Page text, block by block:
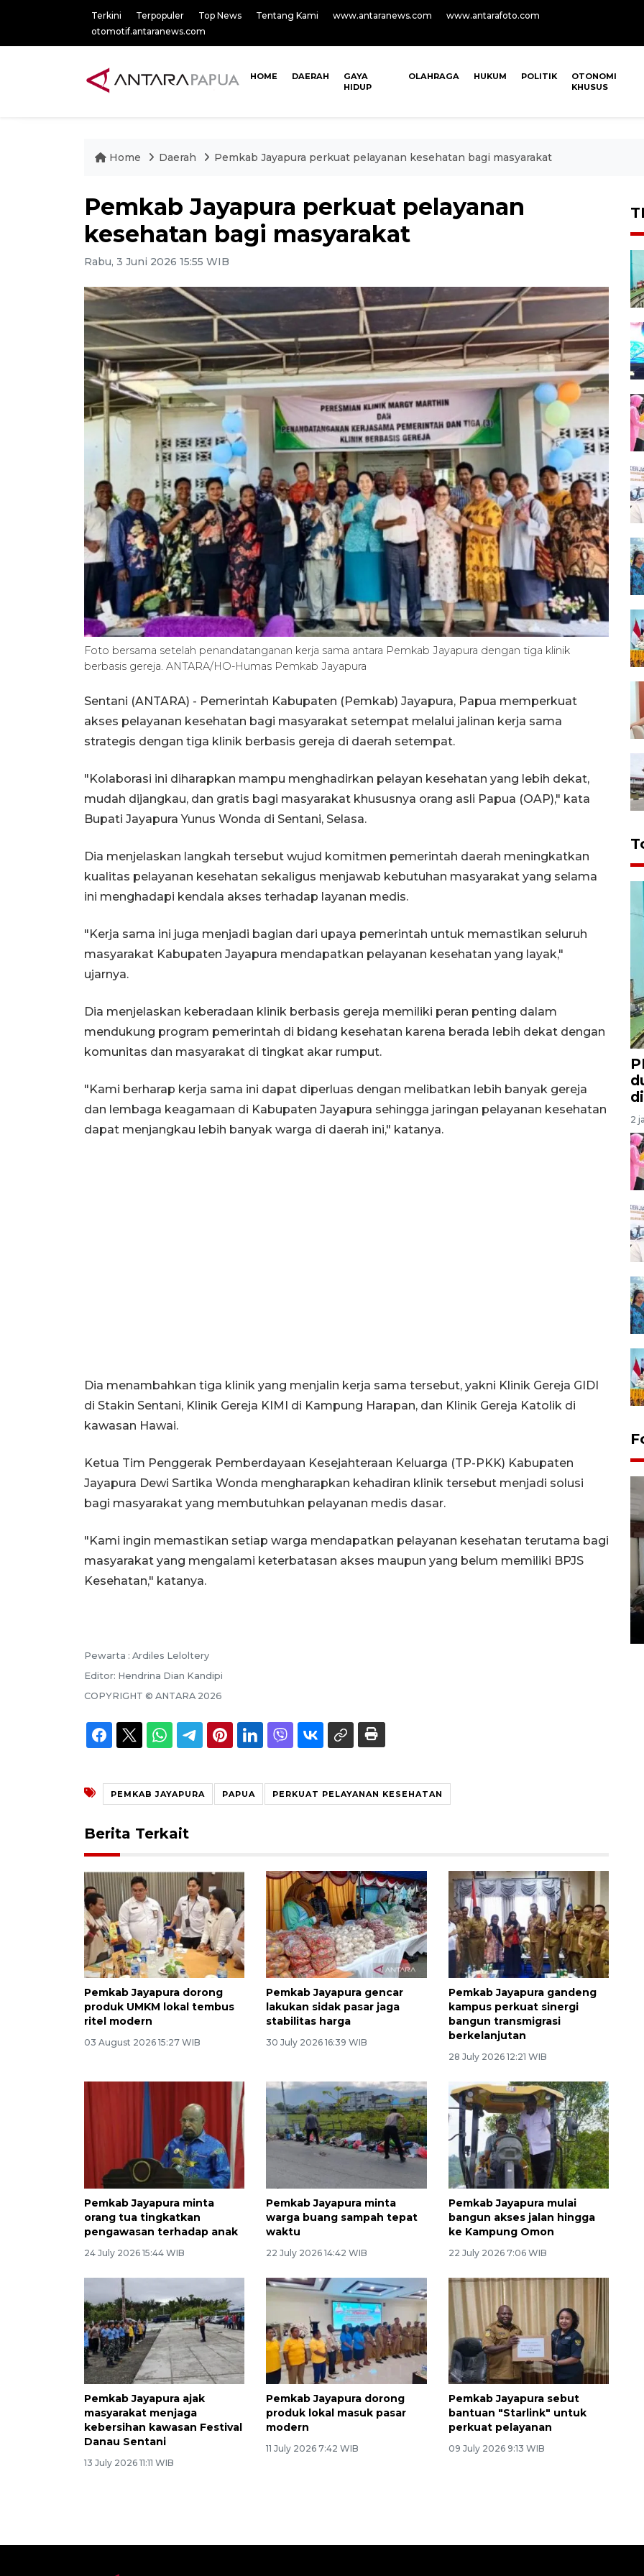
Terkini Terpopuler Top News Tentang Kami www.antaranews.com
www.antarafoto.com
otomotif.antaranews.com
HOME DAERAH
GAYA
HIDUP
OLAHRAGA HUKUM POLITIK
OTONOMI
KHUSUS
Home Daerah Pemkab Jayapura perkuat pelayanan kesehatan bagi masyarakat
Pemkab Jayapura perkuat pelayanan
kesehatan bagi masyarakat
Rabu, 3 Juni 2026 15:55 WIB
Foto bersama setelah penandatanganan kerja sama antara Pemkab Jayapura dengan tiga klinik
berbasis gereja. ANTARA/HO-Humas Pemkab Jayapura
Sentani (ANTARA) - Pemerintah Kabupaten (Pemkab) Jayapura, Papua memperkuat
akses pelayanan kesehatan bagi masyarakat setempat melalui jalinan kerja sama
strategis dengan tiga klinik berbasis gereja di daerah setempat.
"Kolaborasi ini diharapkan mampu menghadirkan pelayan kesehatan yang lebih dekat,
mudah dijangkau, dan gratis bagi masyarakat khususnya orang asli Papua (OAP)," kata
Bupati Jayapura Yunus Wonda di Sentani, Selasa.
Dia menjelaskan langkah tersebut wujud komitmen pemerintah daerah meningkatkan
kualitas pelayanan kesehatan sekaligus menjawab kebutuhan masyarakat yang selama
ini menghadapi kendala akses terhadap layanan medis.
"Kerja sama ini juga menjadi bagian dari upaya pemerintah untuk memastikan seluruh
masyarakat Kabupaten Jayapura mendapatkan pelayanan kesehatan yang layak,"
ujarnya.
Dia menjelaskan keberadaan klinik berbasis gereja memiliki peran penting dalam
mendukung program pemerintah di bidang kesehatan karena berada lebih dekat dengan
komunitas dan masyarakat di tingkat akar rumput.
"Kami berharap kerja sama ini dapat diperluas dengan melibatkan lebih banyak gereja
dan lembaga keagamaan di Kabupaten Jayapura sehingga jaringan pelayanan kesehatan
dapat menjangkau lebih banyak warga di daerah ini," katanya.
Dia menambahkan tiga klinik yang menjalin kerja sama tersebut, yakni Klinik Gereja GIDI
di Stakin Sentani, Klinik Gereja KIMI di Kampung Harapan, dan Klinik Gereja Katolik di
kawasan Hawai.
Ketua Tim Penggerak Pemberdayaan Kesejahteraan Keluarga (TP-PKK) Kabupaten
Jayapura Dewi Sartika Wonda mengharapkan kehadiran klinik tersebut menjadi solusi
bagi masyarakat yang membutuhkan pelayanan medis dasar.
"Kami ingin memastikan setiap warga mendapatkan pelayanan kesehatan terutama bagi
masyarakat yang mengalami keterbatasan akses maupun yang belum memiliki BPJS
Kesehatan," katanya.
Pewarta : Ardiles Leloltery
Editor: Hendrina Dian Kandipi
COPYRIGHT © ANTARA 2026
PEMKAB JAYAPURA PAPUA PERKUAT PELAYANAN KESEHATAN
Berita Terkait
Pemkab Jayapura dorong
produk UMKM lokal tembus
ritel modern
03 August 2026 15:27 WIB
Pemkab Jayapura gencar
lakukan sidak pasar jaga
stabilitas harga
30 July 2026 16:39 WIB
Pemkab Jayapura gandeng
kampus perkuat sinergi
bangun transmigrasi
berkelanjutan
28 July 2026 12:21 WIB
Pemkab Jayapura minta
orang tua tingkatkan
pengawasan terhadap anak
24 July 2026 15:44 WIB
Pemkab Jayapura minta
warga buang sampah tepat
waktu
22 July 2026 14:42 WIB
Pemkab Jayapura mulai
bangun akses jalan hingga
ke Kampung Omon
22 July 2026 7:06 WIB
Pemkab Jayapura ajak
masyarakat menjaga
kebersihan kawasan Festival
Danau Sentani
13 July 2026 11:11 WIB
Pemkab Jayapura dorong
produk lokal masuk pasar
modern
11 July 2026 7:42 WIB
Pemkab Jayapura sebut
bantuan "Starlink" untuk
perkuat pelayanan
09 July 2026 9:13 WIB
2